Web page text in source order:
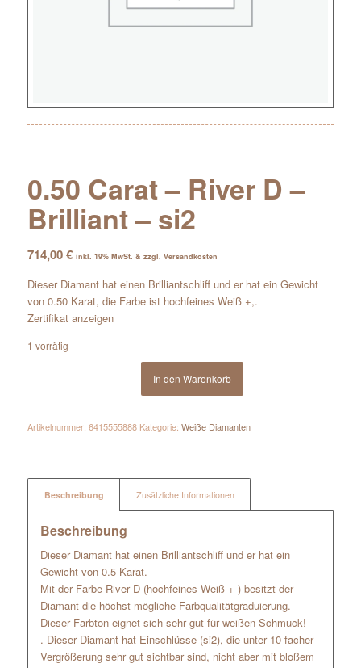
0.50 Carat – River D –
Brilliant – si2
714,00€ inkl. 19% MwSt. & zzgl. Versandkosten
Dieser Diamant hat einen Brilliantschliff und er hat ein Gewicht
von 0.50 Karat, die Farbe ist hochfeines Weiß +,.
Zertifikat anzeigen
1 vorrätig
In den Warenkorb
Artikelnummer: 6415555888 Kategorie: Weiße Diamanten
Beschreibung Zusätzliche Informationen
Beschreibung
Dieser Diamant hat einen Brilliantschliff und er hat ein
Gewicht von 0.5 Karat.
Mit der Farbe River D (hochfeines Weiß + ) besitzt der
Diamant die höchst mögliche Farbqualitätgraduierung.
Dieser Farbton eignet sich sehr gut für weißen Schmuck!
. Dieser Diamant hat Einschlüsse (si2), die unter 10-facher
Vergrößerung sehr gut sichtbar sind, nicht aber mit bloßem